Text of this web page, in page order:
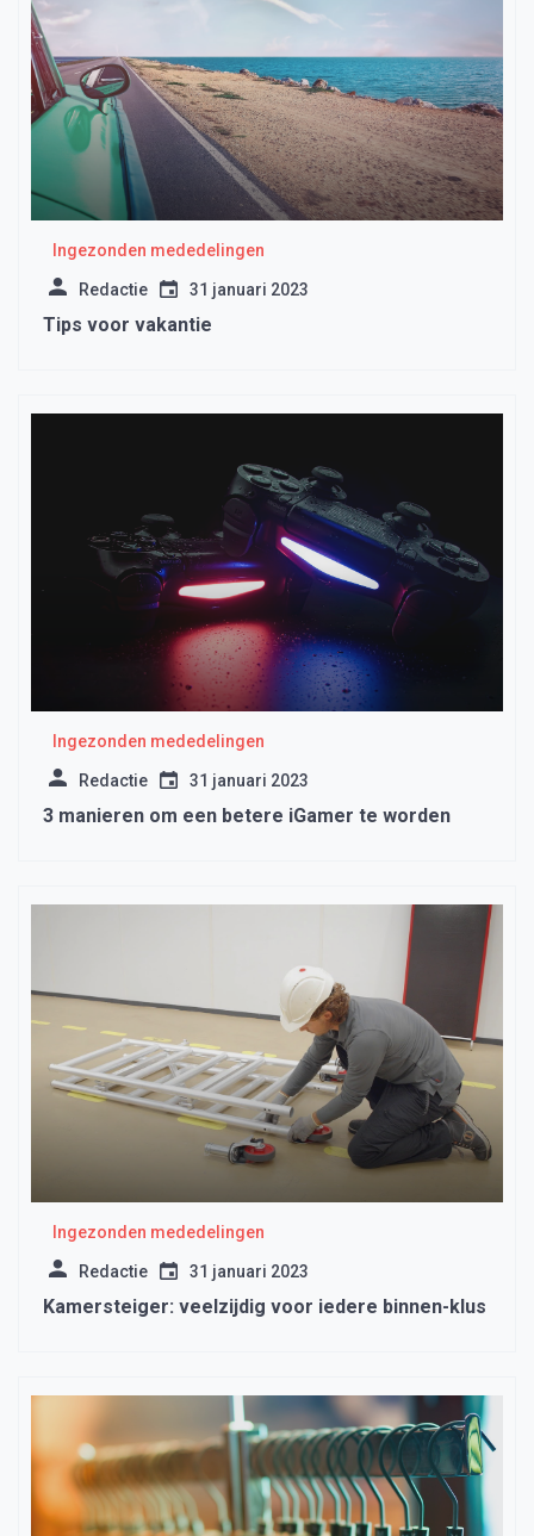
Ingezonden mededelingen
Redactie 31 januari 2023
Tips voor vakantie
Ingezonden mededelingen
Redactie 31 januari 2023
3 manieren om een ​​betere iGamer te worden
Ingezonden mededelingen
Redactie 31 januari 2023
Kamersteiger: veelzijdig voor iedere binnen-klus